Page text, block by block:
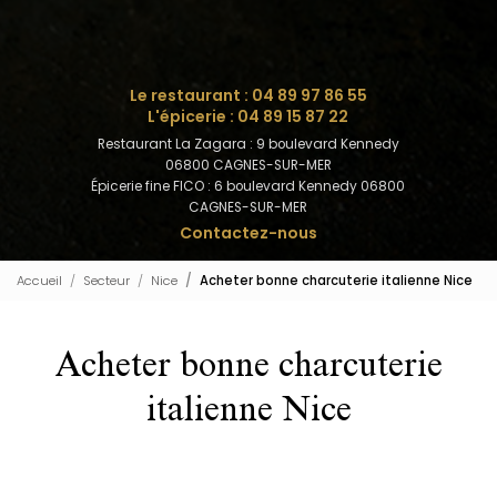
Le restaurant : 04 89 97 86 55
L'épicerie : 04 89 15 87 22
Restaurant La Zagara : 9 boulevard Kennedy
06800 CAGNES-SUR-MER
Épicerie fine FICO : 6 boulevard Kennedy 06800
CAGNES-SUR-MER
Contactez-nous
Accueil Secteur Nice Acheter bonne charcuterie italienne Nice
Acheter bonne charcuterie
italienne Nice